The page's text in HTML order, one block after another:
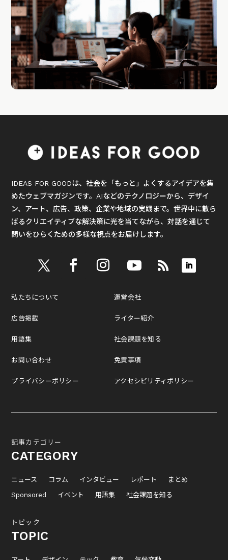
IDEAS FOR GOODは、社会を「もっと」よくするアイデアを集
めたウェブマガジンです。AIなどのテクノロジーから、デザイ
ン、アート、広告、政策、企業や地域の実践まで。世界中に散ら
ばるクリエイティブな解決策に光を当てながら、対話を通じて
問いをひらくための多様な視点をお届けします。
私たちについて
広告掲載
用語集
お問い合わせ
プライバシーポリシー
運営会社
ライター紹介
社会課題を知る
免責事項
アクセシビリティポリシー
記事カテゴリー
CATEGORY
ニュース コラム インタビュー レポート
まとめ
Sponsored
イベント 用語集 社会課題を知る
トピック
TOPIC